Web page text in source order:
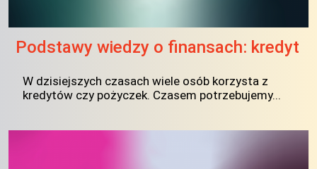
Podstawy wiedzy o finansach: kredyt
W dzisiejszych czasach wiele osób korzysta z
kredytów czy pożyczek. Czasem potrzebujemy...